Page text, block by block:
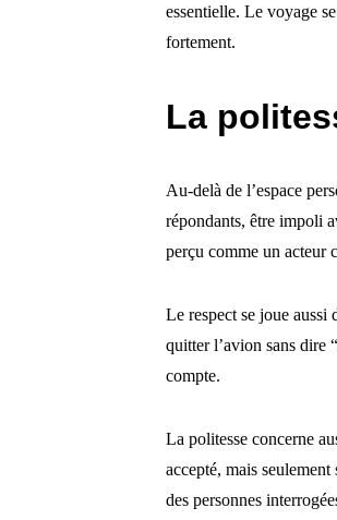
essentielle. Le voyage
fortement.
La
Au-delà de l’espace
répondants, être impoli
perçu comme un acteur
Le respect se joue aussi
quitter l’avion sans dire
compte.
La politesse concerne
accepté, mais
des personnes